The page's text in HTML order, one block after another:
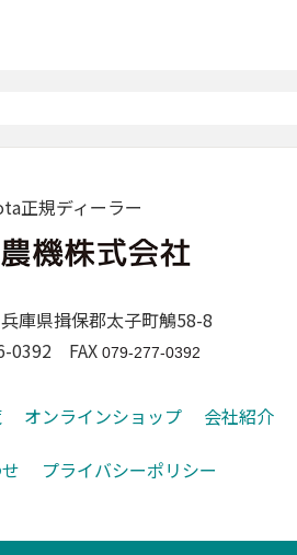
正規ディーラー
庫県揖保郡太子町鵤58-8
0392 FAX 079-277-0392
オンラインショップ 会社紹介
プライバシーポリシー